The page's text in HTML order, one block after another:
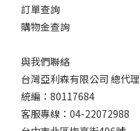
訂單查詢
購物金查詢
與我們聯絡
台灣亞利森有限公司 總代理
統編：80117684
客服專線：04-22072988